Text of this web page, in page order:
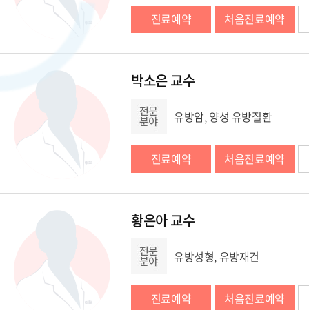
진료예약 처음진료예약
박소은 교수
유방암, 양성 유방질환
진료예약 처음진료예약
황은아 교수
유방성형, 유방재건
진료예약 처음진료예약